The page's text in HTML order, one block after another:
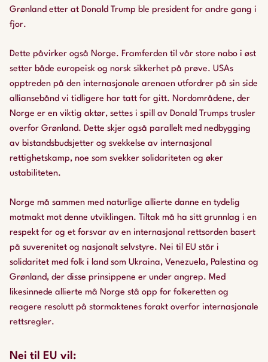
Grønland etter at Donald Trump ble president for andre gang i
fjor.
Dette påvirker også Norge. Framferden til vår store nabo i øst
setter både europeisk og norsk sikkerhet på prøve. USAs
opptreden på den internasjonale arenaen utfordrer på sin side
alliansebånd vi tidligere har tatt for gitt. Nordområdene, der
Norge er en viktig aktør, settes i spill av Donald Trumps trusler
overfor Grønland. Dette skjer også parallelt med nedbygging
av bistandsbudsjetter og svekkelse av internasjonal
rettighetskamp, noe som svekker solidariteten og øker
ustabiliteten.
Norge må sammen med naturlige allierte danne en tydelig
motmakt mot denne utviklingen. Tiltak må ha sitt grunnlag i en
respekt for og et forsvar av en internasjonal rettsorden basert
på suverenitet og nasjonalt selvstyre. Nei til EU står i
solidaritet med folk i land som Ukraina, Venezuela, Palestina og
Grønland, der disse prinsippene er under angrep. Med
likesinnede allierte må Norge stå opp for folkeretten og
reagere resolutt på stormaktenes forakt overfor internasjonale
rettsregler.
Nei til EU vil: